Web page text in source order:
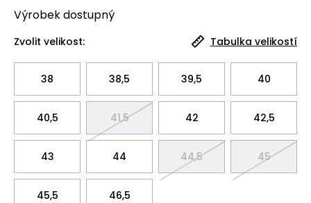
Výrobekdostupný
Zvolit velikost: Tabulka velikostí
38 38,5 39,5 40
40,5 41,5 42 42,5
43 44 44,5 45
45,5 46,5